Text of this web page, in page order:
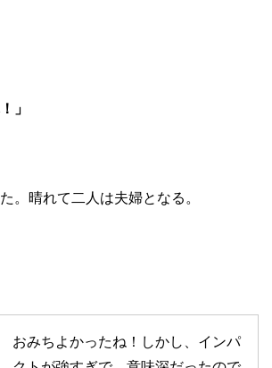
」
。晴れて二人は夫婦となる。
おみちよかったね！しかし、インパ